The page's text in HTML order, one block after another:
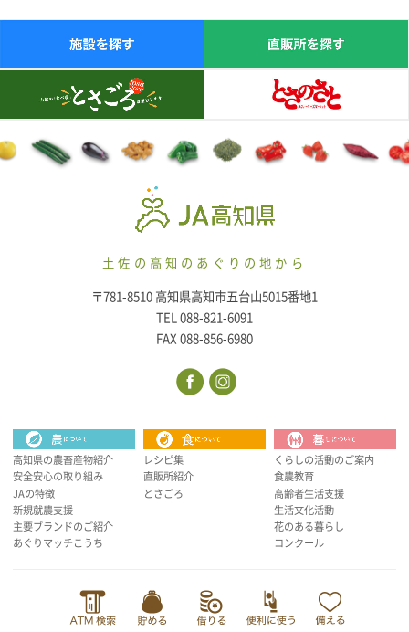
土佐の高知のあぐりの地から
〒781-8510 高知県高知市五台山5015番地1
TEL 088-821-6091
FAX 088-856-6980
高知県の農畜産物紹介
安全安心の取り組み
JAの特徴
新規就農支援
主要ブランドのご紹介
あぐりマッチこうち
レシピ集
直販所紹介
とさごろ
くらしの活動のご案内
食農教育
高齢者生活支援
生活文化活動
花のある暮らし
コンクール